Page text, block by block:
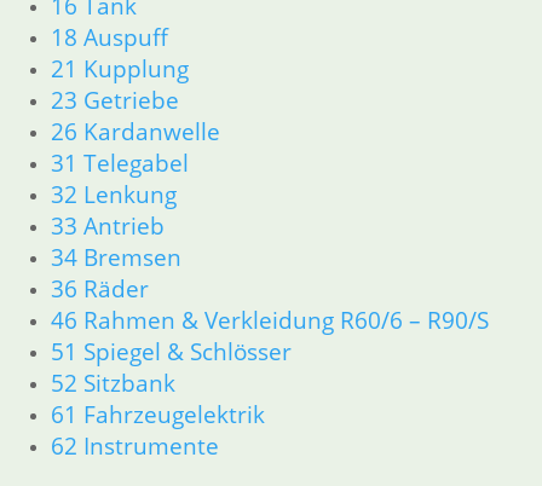
18 Auspuff
21 Kupplung
23 Getriebe
26 Kardanwelle
31 Telegabel
32 Lenkung
33 Antrieb
34 Bremsen
36 Räder
46 Rahmen & Verkleidung R60/6 – R90/S
51 Spiegel & Schlösser
52 Sitzbank
61 Fahrzeugelektrik
62 Instrumente
Newsletter Anmeldung
Newsletter Abmeldung
Information
Impressum
AGB
Datenschutzerklärung
Zahlung und Lieferung
Cookie-Richtlinie (EU)
Widerrufsbelehrung
Vertrag widerrufen
Teilesuche und Referenzummern
Besuchen Sie realoem.com mit Explosionszeichnungen für Ihre